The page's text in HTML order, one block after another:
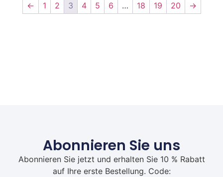
← 1 2 3 4 5 6 … 18 19 20 →
Abonnieren Sie uns
Abonnieren Sie jetzt und erhalten Sie 10 % Rabatt
auf Ihre erste Bestellung. Code: